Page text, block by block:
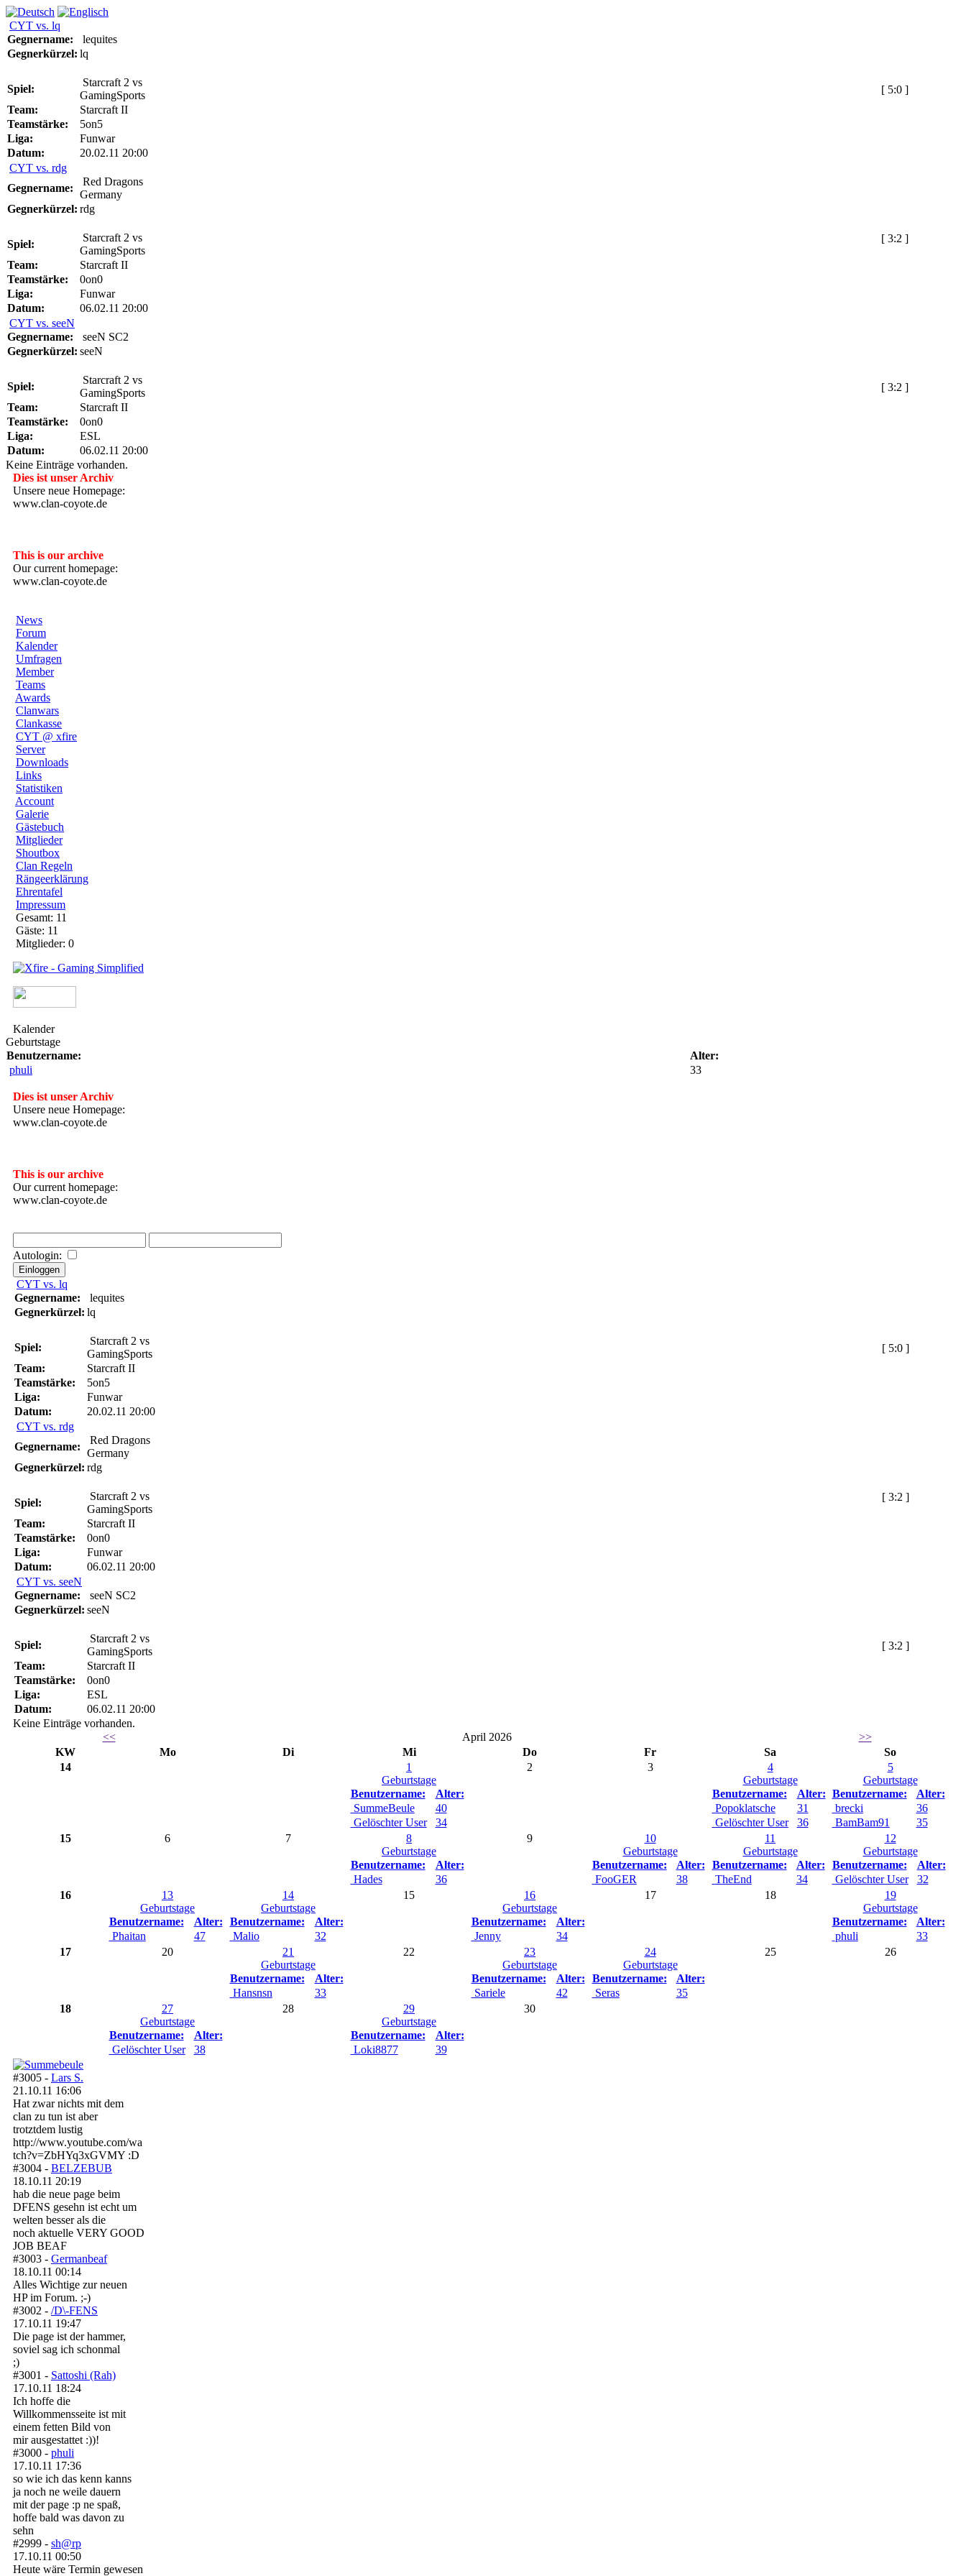
CYT vs. lq
Gegnername:
lequites
Gegnerkürzel: lq
Spiel:
Starcraft 2 vs
GamingSports
Team:
Starcraft II
Teamstärke:
5on5
Liga:
Funwar
Datum:
20.02.11 20:00
[ 5:0 ]
CYT vs. rdg
Gegnername:
Red Dragons
Germany
Gegnerkürzel: rdg
Spiel:
Starcraft 2 vs
GamingSports
Team:
Starcraft II
Teamstärke:
0on0
Liga:
Funwar
Datum:
06.02.11 20:00
[ 3:2 ]
CYT vs. seeN
Gegnername:
seeN SC2
Gegnerkürzel: seeN
Spiel:
Starcraft 2 vs
GamingSports
Team:
Starcraft II
Teamstärke:
0on0
Liga:
ESL
Datum:
06.02.11 20:00
[ 3:2 ]
Keine Einträge vorhanden.
Dies ist unser Archiv
Unsere neue Homepage:
www.clan-coyote.de
This is our archive
Our current homepage:
www.clan-coyote.de
News
Forum
Kalender
Umfragen
Member
Teams
Awards
Clanwars
Clankasse
CYT @ xfire
Server
Downloads
Links
Statistiken
Account
Galerie
Gästebuch
Mitglieder
Shoutbox
Clan Regeln
Rängeerklärung
Ehrentafel
Impressum
Gesamt: 11
Gäste: 11
Mitglieder: 0
Kalender
Geburtstage
Benutzername:
Alter:
phuli
33
Dies ist unser Archiv
Unsere neue Homepage:
www.clan-coyote.de
This is our archive
Our current homepage:
www.clan-coyote.de
Autologin:
CYT vs. lq
Gegnername:
lequites
Gegnerkürzel: lq
Spiel:
Starcraft 2 vs
GamingSports
Team:
Starcraft II
Teamstärke:
5on5
Liga:
Funwar
Datum:
20.02.11 20:00
[ 5:0 ]
CYT vs. rdg
Gegnername:
Red Dragons
Germany
Gegnerkürzel: rdg
Spiel:
Starcraft 2 vs
GamingSports
Team:
Starcraft II
Teamstärke:
0on0
Liga:
Funwar
Datum:
06.02.11 20:00
[ 3:2 ]
CYT vs. seeN
Gegnername:
seeN SC2
Gegnerkürzel: seeN
Spiel:
Starcraft 2 vs
GamingSports
Team:
Starcraft II
Teamstärke:
0on0
Liga:
ESL
Datum:
06.02.11 20:00
[ 3:2 ]
Keine Einträge vorhanden.
<<
April 2026
>>
KW
Mo Di Mi Do Fr Sa
So
14
1
Geburtstage
Benutzername:
Alter:
SummeBeule
40
Gelöschter User
34
2 3
4
Geburtstage
Benutzername:
Alter:
Popoklatsche
31
Gelöschter User
36
5
Geburtstage
Benutzername:
Alter:
brecki
36
BamBam91
35
15
6 7
8
Geburtstage
Benutzername:
Alter:
Hades
36
9
10
Geburtstage
Benutzername:
Alter:
FooGER
38
11
Geburtstage
Benutzername:
Alter:
TheEnd
34
12
Geburtstage
Benutzername:
Alter:
Gelöschter User
32
16
13
Geburtstage
Benutzername:
Alter:
Phaitan
47
14
Geburtstage
Benutzername:
Alter:
Malio
32
15
16
Geburtstage
Benutzername:
Alter:
Jenny
34
17 18
19
Geburtstage
Benutzername:
Alter:
phuli
33
17
20
21
Geburtstage
Benutzername:
Alter:
Hansnsn
33
22
23
Geburtstage
Benutzername:
Alter:
Sariele
42
24
Geburtstage
Benutzername:
Alter:
Seras
35
25 26
18
27
Geburtstage
Benutzername:
Alter:
Gelöschter User
38
28
29
Geburtstage
Benutzername:
Alter:
Loki8877
39
30
#3005 - Lars S.
21.10.11 16:06
Hat zwar nichts mit dem
clan zu tun ist aber
trotztdem lustig
http://www.youtube.com/wa
tch?v=ZbHYq3xGVMY :D
#3004 - BELZEBUB
18.10.11 20:19
hab die neue page beim
DFENS gesehn ist echt um
welten besser als die
noch aktuelle VERY GOOD
JOB BEAF
#3003 - Germanbeaf
18.10.11 00:14
Alles Wichtige zur neuen
HP im Forum. ;-)
#3002 - /D\-FENS
17.10.11 19:47
Die page ist der hammer,
soviel sag ich schonmal
;)
#3001 - Sattoshi (Rah)
17.10.11 18:24
Ich hoffe die
Willkommensseite ist mit
einem fetten Bild von
mir ausgestattet :))!
#3000 - phuli
17.10.11 17:36
so wie ich das kenn kanns
ja noch ne weile dauern
mit der page :p ne spaß,
hoffe bald was davon zu
sehn
#2999 - sh@rp
17.10.11 00:50
Heute wäre Termin gewesen